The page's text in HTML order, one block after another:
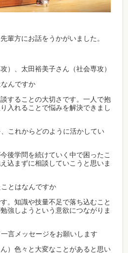
輩方にお話をうかがいました。
）、太田裕美子さん（社会専攻）
んですか
することの大切さです。一人で抱
入れることで悩みを解決できまし
これからどのように活かしてい
後学問を続けていく中で困ったこ
込まずに相談していこうと思いま
とはなんですか
。知識や技量不足で落ち込むこと
強しようという意欲につながりま
言メッセージをお願いします
）色々と大変なことがあると思い